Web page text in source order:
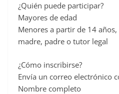
¿Quién puede participar?
Mayores de edad
Menores a partir de 14
madre, padre o tutor legal
¿Cómo inscribirse?
Envía un correo electrónico
Nombre completo